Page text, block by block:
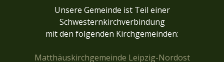
Unsere Gemeinde ist Teil einer
Schwesternkirchverbindung
mit den folgenden Kirchgemeinden:
Matthäuskirchgemeinde Leipzig-Nordost